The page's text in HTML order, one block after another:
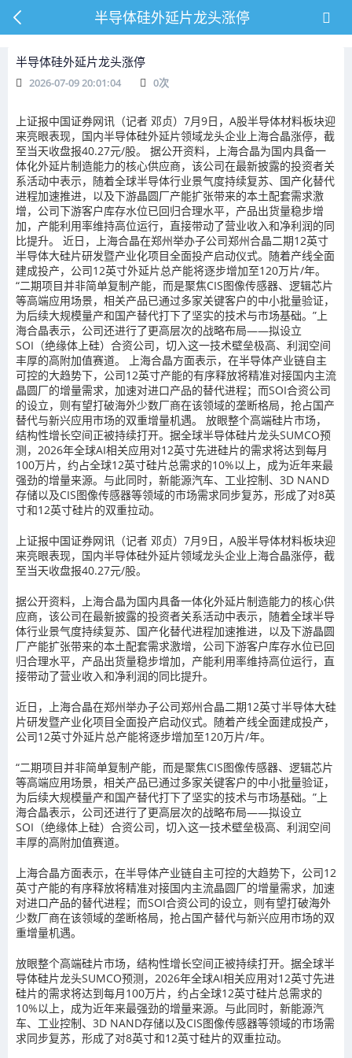
半导体硅外延片龙头涨停
半导体硅外延片龙头涨停
2026-07-09 20:01:04 0次
上证报中国证券网讯（记者 邓贞）7月9日，A股半导体材料板块迎
来亮眼表现，国内半导体硅外延片领域龙头企业上海合晶涨停，截
至当天收盘报40.27元/股。 据公开资料，上海合晶为国内具备一
体化外延片制造能力的核心供应商，该公司在最新披露的投资者关
系活动中表示，随着全球半导体行业景气度持续复苏、国产化替代
进程加速推进，以及下游晶圆厂产能扩张带来的本土配套需求激
增，公司下游客户库存水位已回归合理水平，产品出货量稳步增
加，产能利用率维持高位运行，直接带动了营业收入和净利润的同
比提升。 近日，上海合晶在郑州举办子公司郑州合晶二期12英寸
半导体大硅片研发暨产业化项目全面投产启动仪式。随着产线全面
建成投产，公司12英寸外延片总产能将逐步增加至120万片/年。
“二期项目并非简单复制产能，而是聚焦CIS图像传感器、逻辑芯片
等高端应用场景，相关产品已通过多家关键客户的中小批量验证，
为后续大规模量产和国产替代打下了坚实的技术与市场基础。”上
海合晶表示，公司还进行了更高层次的战略布局——拟设立
SOI（绝缘体上硅）合资公司，切入这一技术壁垒极高、利润空间
丰厚的高附加值赛道。 上海合晶方面表示，在半导体产业链自主
可控的大趋势下，公司12英寸产能的有序释放将精准对接国内主流
晶圆厂的增量需求，加速对进口产品的替代进程；而SOI合资公司
的设立，则有望打破海外少数厂商在该领域的垄断格局，抢占国产
替代与新兴应用市场的双重增量机遇。 放眼整个高端硅片市场，
结构性增长空间正被持续打开。据全球半导体硅片龙头SUMCO预
测，2026年全球AI相关应用对12英寸先进硅片的需求将达到每月
100万片，约占全球12英寸硅片总需求的10%以上，成为近年来最
强劲的增量来源。与此同时，新能源汽车、工业控制、3D NAND
存储以及CIS图像传感器等领域的市场需求同步复苏，形成了对8英
寸和12英寸硅片的双重拉动。
上证报中国证券网讯（记者 邓贞）7月9日，A股半导体材料板块迎
来亮眼表现，国内半导体硅外延片领域龙头企业上海合晶涨停，截
至当天收盘报40.27元/股。
据公开资料，上海合晶为国内具备一体化外延片制造能力的核心供
应商，该公司在最新披露的投资者关系活动中表示，随着全球半导
体行业景气度持续复苏、国产化替代进程加速推进，以及下游晶圆
厂产能扩张带来的本土配套需求激增，公司下游客户库存水位已回
归合理水平，产品出货量稳步增加，产能利用率维持高位运行，直
接带动了营业收入和净利润的同比提升。
近日，上海合晶在郑州举办子公司郑州合晶二期12英寸半导体大硅
片研发暨产业化项目全面投产启动仪式。随着产线全面建成投产，
公司12英寸外延片总产能将逐步增加至120万片/年。
“二期项目并非简单复制产能，而是聚焦CIS图像传感器、逻辑芯片
等高端应用场景，相关产品已通过多家关键客户的中小批量验证，
为后续大规模量产和国产替代打下了坚实的技术与市场基础。”上
海合晶表示，公司还进行了更高层次的战略布局——拟设立
SOI（绝缘体上硅）合资公司，切入这一技术壁垒极高、利润空间
丰厚的高附加值赛道。
上海合晶方面表示，在半导体产业链自主可控的大趋势下，公司12
英寸产能的有序释放将精准对接国内主流晶圆厂的增量需求，加速
对进口产品的替代进程；而SOI合资公司的设立，则有望打破海外
少数厂商在该领域的垄断格局，抢占国产替代与新兴应用市场的双
重增量机遇。
放眼整个高端硅片市场，结构性增长空间正被持续打开。据全球半
导体硅片龙头SUMCO预测，2026年全球AI相关应用对12英寸先进
硅片的需求将达到每月100万片，约占全球12英寸硅片总需求的
10%以上，成为近年来最强劲的增量来源。与此同时，新能源汽
车、工业控制、3D NAND存储以及CIS图像传感器等领域的市场需
求同步复苏，形成了对8英寸和12英寸硅片的双重拉动。